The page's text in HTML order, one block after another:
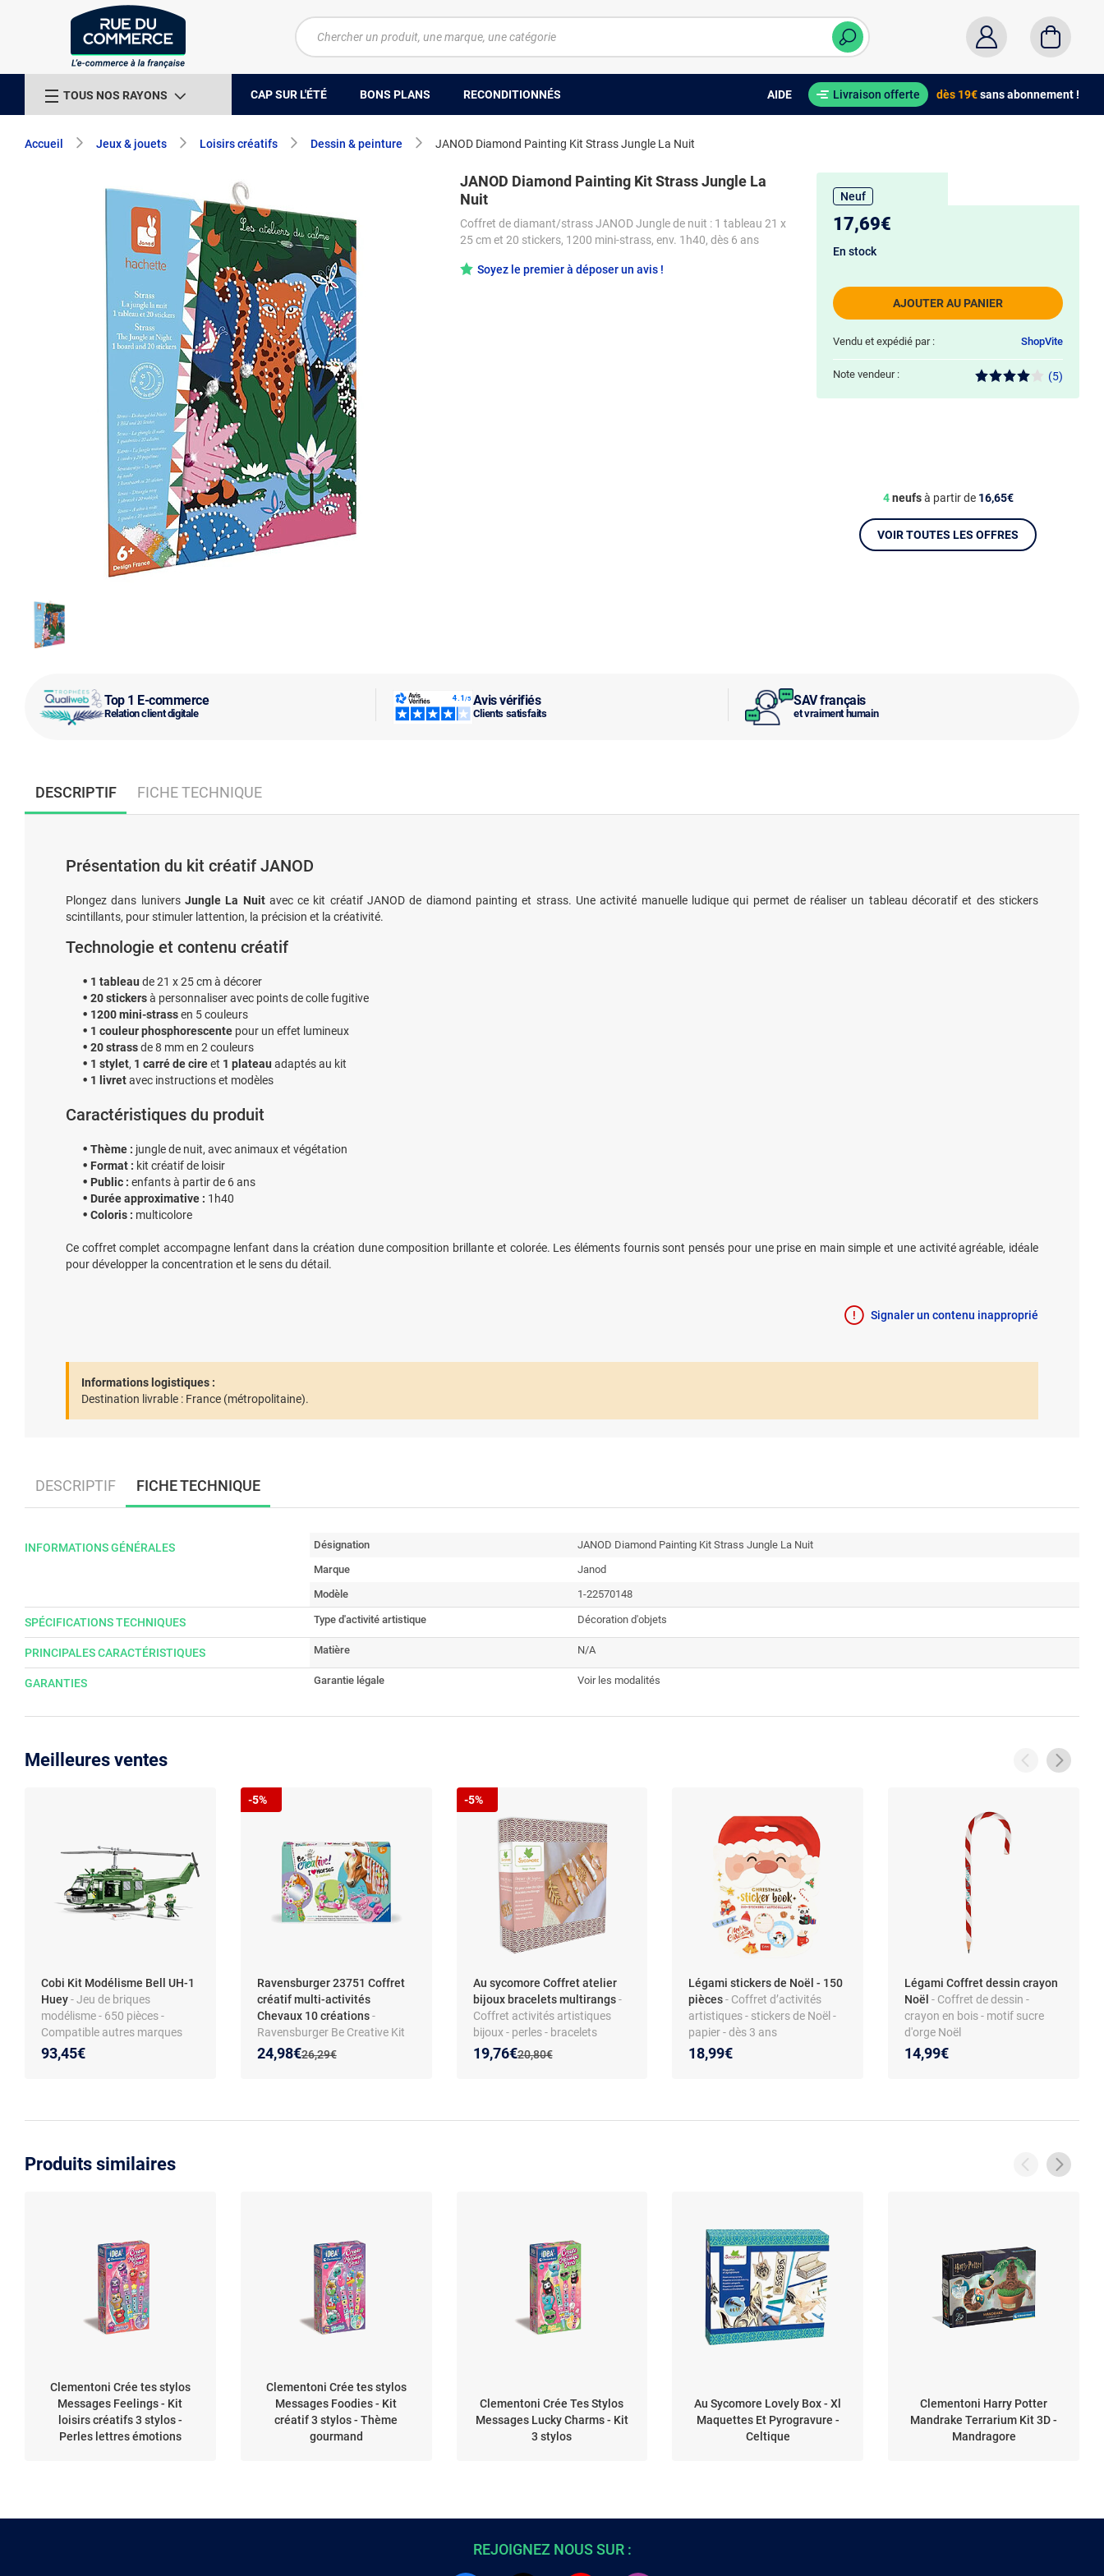
TOUS NOS RAYONS CAP SUR L'ÉTÉ BONS PLANS RECONDITIONNÉS AIDE Livraison offerte dès 19€sans abonnement !
Accueil Jeux & jouets Loisirs créatifs Dessin & peinture JANOD Diamond Painting Kit Strass Jungle La Nuit
Top 1 E-commerce
Relation client digitale
Avis vérifiés
Clients satisfaits
SAV français
et vraiment humain
JANOD Diamond Painting Kit Strass Jungle La
Nuit
Coffret de diamant/strass JANOD Jungle de nuit : 1 tableau 21 x
25 cm et 20 stickers, 1200 mini-strass, env. 1h40, dès 6 ans
Soyez le premier à déposer un avis !
Neuf
17,69€
AJOUTER AU PANIER
En stock
Vendu et expédié par : ShopVite
Note vendeur : (5)
4neufsà partir de 16,65€
VOIR TOUTES LES OFFRES
DESCRIPTIF FICHE TECHNIQUE
Présentation du kit créatif JANOD
Plongez dans lunivers Jungle La Nuitavec ce kit créatif JANOD de diamond painting et strass. Une activité manuelle ludique qui permet de réaliser un tableau décoratif et des stickers
scintillants, pour stimuler lattention, la précision et la créativité.
Technologie et contenu créatif
1 tableau de 21 x 25 cm à décorer
20 stickersà personnaliser avec points de colle fugitive
1200 mini-strassen 5 couleurs
1 couleur phosphorescente pour un effet lumineux
20 strassde 8 mm en 2 couleurs
1 stylet, 1 carré de cireet 1 plateau adaptés au kit
1 livretavec instructions et modèles
Caractéristiques du produit
Thème : jungle de nuit, avec animaux et végétation
Format : kit créatif de loisir
Public : enfants à partir de 6 ans
Durée approximative : 1h40
Coloris : multicolore
Ce coffret complet accompagne lenfant dans la création dune composition brillante et colorée. Les éléments fournis sont pensés pour une prise en main simple et une activité agréable, idéale
pour développer la concentration et le sens du détail.
Signaler un contenu inapproprié
Informations logistiques :
Destination livrable : France (métropolitaine).
DESCRIPTIF FICHE TECHNIQUE
INFORMATIONS GÉNÉRALES Désignation
JANOD Diamond Painting Kit Strass Jungle La Nuit
Marque
Janod
Modèle
1-22570148
SPÉCIFICATIONS TECHNIQUES Type d'activité artistique Décoration d'objets
PRINCIPALES CARACTÉRISTIQUES Matière N/A
GARANTIES Garantie légale Voir les modalités
Meilleures ventes
Cobi Kit Modélisme Bell UH-1
Huey- Jeu de briques
modélisme - 650 pièces -
Compatible autres marques
93,45€
Ravensburger 23751 Coffret
créatif multi-activités
Chevaux 10 créations-
Ravensburger Be Creative Kit
Multi-activités Horses –
Coffret créatif 10 créations
Ancien prix :
26,29€
Nouveau prix :
24,98€
Réduction de :
-5%
Au sycomore Coffret atelier
bijoux bracelets multirangs-
Coffret activités artistiques
bijoux - perles - bracelets
multirangs - décoration
d'objets
Ancien prix :
20,80€
Nouveau prix :
19,76€
Réduction de :
-5%
Légami stickers de Noël - 150
pièces- Coffret d’activités
artistiques - stickers de Noël -
papier - dès 3 ans
18,99€
Légami Coffret dessin crayon
Noël- Coffret de dessin -
crayon en bois - motif sucre
d'orge Noël
14,99€
Produits similaires
Clementoni Crée tes stylos
Messages Feelings - Kit
loisirs créatifs 3 stylos -
Perles lettres émotions
Clementoni Crée tes stylos
Messages Foodies - Kit
créatif 3 stylos - Thème
gourmand
Clementoni Crée Tes Stylos
Messages Lucky Charms - Kit
3 stylos
Au Sycomore Lovely Box - Xl
Maquettes Et Pyrogravure -
Celtique
Clementoni Harry Potter
Mandrake Terrarium Kit 3D -
Mandragore
REJOIGNEZ NOUS SUR :